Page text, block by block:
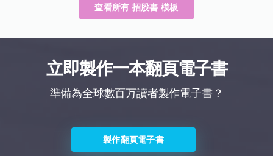
查看所有 招股書 模板
立即製作一本翻頁電子書
準備為全球數百万讀者製作電子書？
製作翻頁電子書